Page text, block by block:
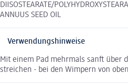
DIISOSTEARATE/
ANNUUS SEED OIL
Verwendungshinweise
Mit einem Pad mehrmals sanft über
streichen - bei den Wimpern von